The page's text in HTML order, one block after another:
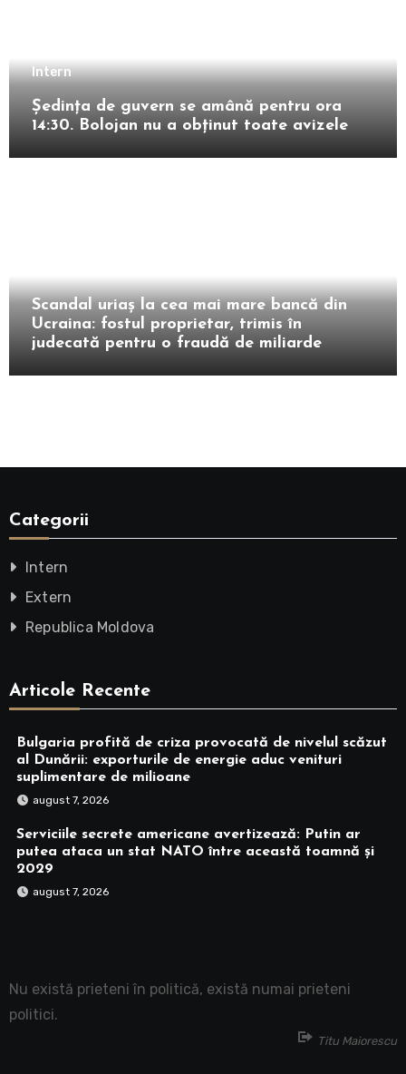
Intern
Ședința de guvern se amână pentru ora
14:30. Bolojan nu a obținut toate avizele
Scandal uriaș la cea mai mare bancă din
Ucraina: fostul proprietar, trimis în
judecată pentru o fraudă de miliarde
Categorii
Intern
Extern
Republica Moldova
Articole Recente
Bulgaria profită de criza provocată de nivelul scăzut
al Dunării: exporturile de energie aduc venituri
suplimentare de milioane
august 7, 2026
Serviciile secrete americane avertizează: Putin ar
putea ataca un stat NATO între această toamnă și
2029
august 7, 2026
Nu există prieteni în politică, există numai prieteni
politici.
Titu Maiorescu